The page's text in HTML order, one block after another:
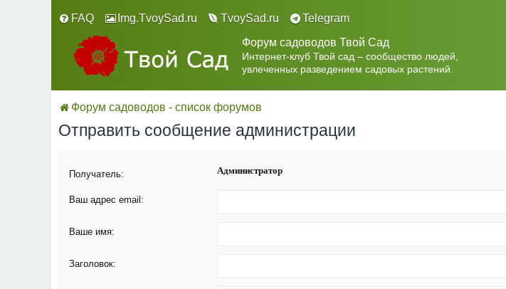
FAQ Img.TvoySad.ru TvoySad.ru
Telegram
Форум садоводов Твой Сад
Интернет-клуб Твой сад – сообщество людей,
увлеченных разведением садовых растений.
Форум садоводов - список форумов
Отправить сообщение администрации
Получатель: Администратор
Ваш адрес email:
Ваше имя:
Заголовок: